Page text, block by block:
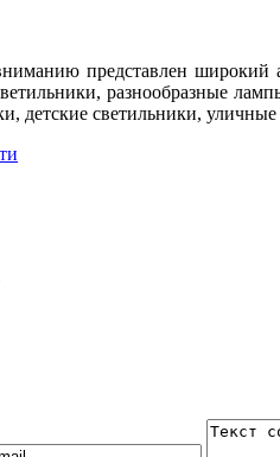
представлен широкий
разнообразные
детские светильники,